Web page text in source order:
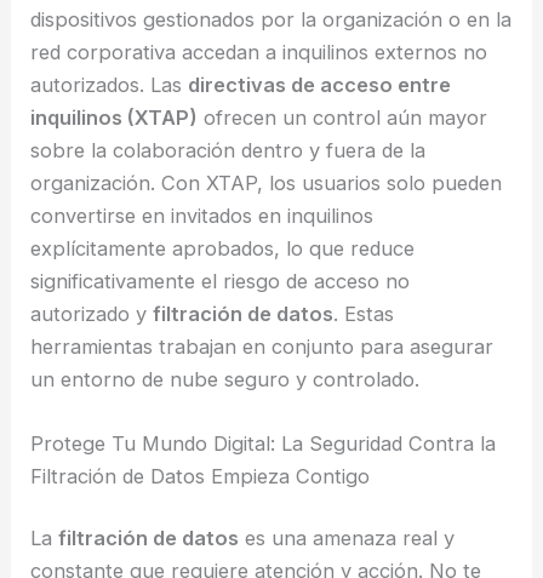
dispositivos gestionados por la organización o en la
red corporativa accedan a inquilinos externos no
autorizados. Las directivas de acceso entre
inquilinos (XTAP) ofrecen un control aún mayor
sobre la colaboración dentro y fuera de la
organización. Con XTAP, los usuarios solo pueden
convertirse en invitados en inquilinos
explícitamente aprobados, lo que reduce
significativamente el riesgo de acceso no
autorizado yfiltración de datos. Estas
herramientas trabajan en conjunto para asegurar
un entorno de nube seguro y controlado.
Protege Tu Mundo Digital: La Seguridad Contra la
Filtración de Datos Empieza Contigo
Lafiltración de datos es una amenaza real y
constante que requiere atención y acción. No te